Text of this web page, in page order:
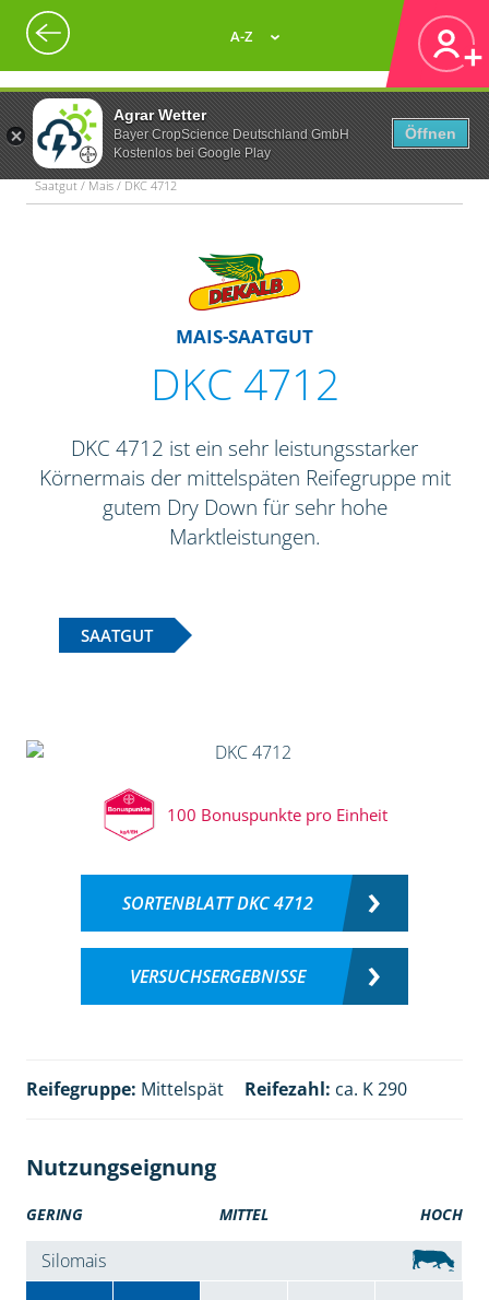
Agrar Wetter
Bayer CropScience Deutschland GmbH
Kostenlos bei Google Play
Öffnen
A-Z
Saatgut / Mais / DKC 4712
MAIS-SAATGUT
DKC 4712
DKC 4712 ist ein sehr leistungsstarker
Körnermais der mittelspäten Reifegruppe mit
gutem Dry Down für sehr hohe
Marktleistungen.
SAATGUT
100 Bonuspunkte pro Einheit
SORTENBLATT DKC 4712
VERSUCHSERGEBNISSE
Reifegruppe: Mittelspät Reifezahl: ca. K 290
Nutzungseignung
GERING MITTEL HOCH
Silomais